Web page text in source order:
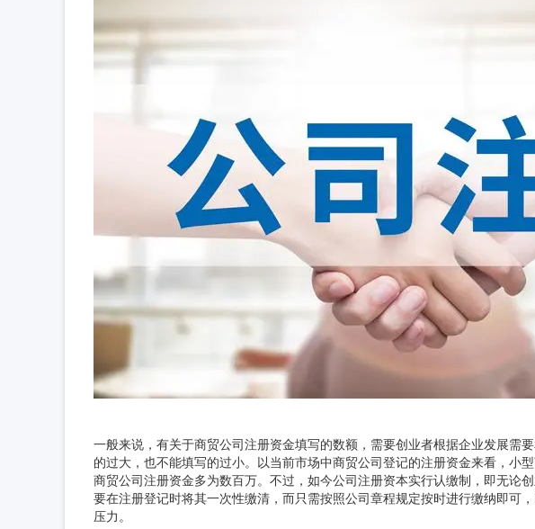
一般来说，有关于商贸公司注册资金填写的数额，需要创业者根据企业发展需
的过大，也不能填写的过小。以当前市场中商贸公司登记的注册资金来看，小
商贸公司注册资金多为数百万。不过，如今公司注册资本实行认缴制，即无论
要在注册登记时将其一次性缴清，而只需按照公司章程规定按时进行缴纳即可
压力。